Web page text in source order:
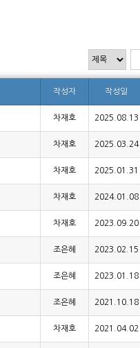
작성자 작성일
차재호 2025.08.13
차재호 2025.03.24
차재호 2025.01.31
차재호 2024.01.08
차재호 2023.09.20
조은혜 2023.02.15
조은혜 2023.01.18
조은혜 2021.10.18
차재호 2021.04.02